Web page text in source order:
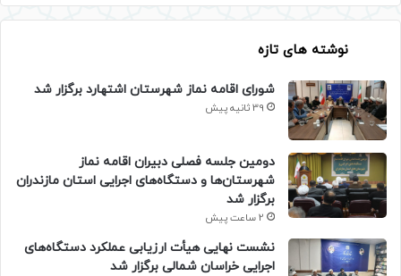
نوشته های تازه
شورای اقامه نماز شهرستان اشتهارد برگزار شد
39 ثانیه پیش
دومین جلسه فصلی دبیران اقامه نماز
شهرستان‌ها و دستگاه‌های اجرایی استان مازندران
برگزار شد
2 ساعت پیش
نشست نهایی هیأت ارزیابی عملکرد دستگاه‌های
اجرایی خراسان شمالی برگزار شد